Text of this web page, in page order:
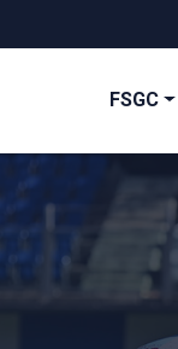
FSGC